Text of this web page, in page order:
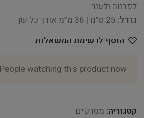
לפרווה ולעור.
גודל: 25 ס”מ | 36 מ”מ אורך כל שן
הוסף לרשימת המשאלות
People watching this product now!
קטגוריה: מסרקים